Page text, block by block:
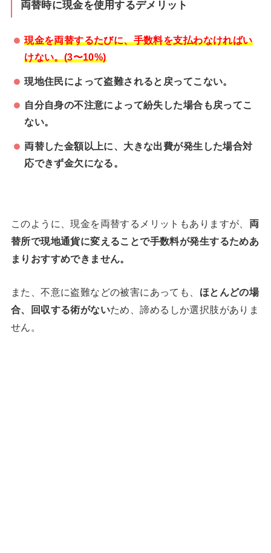
両替時に現金を使用するデメリット
現金を両替するたびに、手数料を支払わなければい
けない。(3〜10%)
現地住民によって盗難されると戻ってこない。
自分自身の不注意によって紛失した場合も戻ってこ
ない。
両替した金額以上に、大きな出費が発生した場合対
応できず金欠になる。
このように、現金を両替するメリットもありますが、 両
替所で現地通貨に変えることで手数料が発生するためあ
まりおすすめできません。
また、不意に盗難などの被害にあっても、 ほとんどの場
合、回収する術がないため、諦めるしか選択肢がありま
せん。